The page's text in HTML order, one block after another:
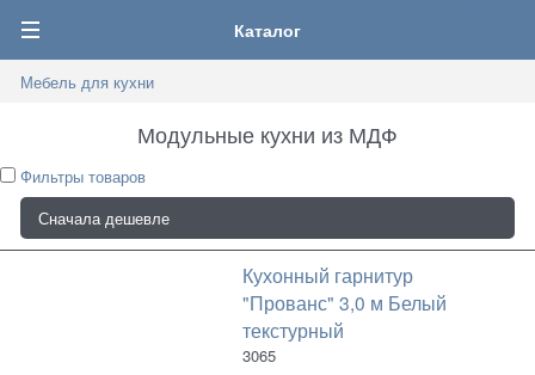
Каталог
Мебель для кухни
Модульные кухни из МДФ
Фильтры товаров
Кухонный гарнитур
"Прованс" 3,0 м Белый
текстурный
3065